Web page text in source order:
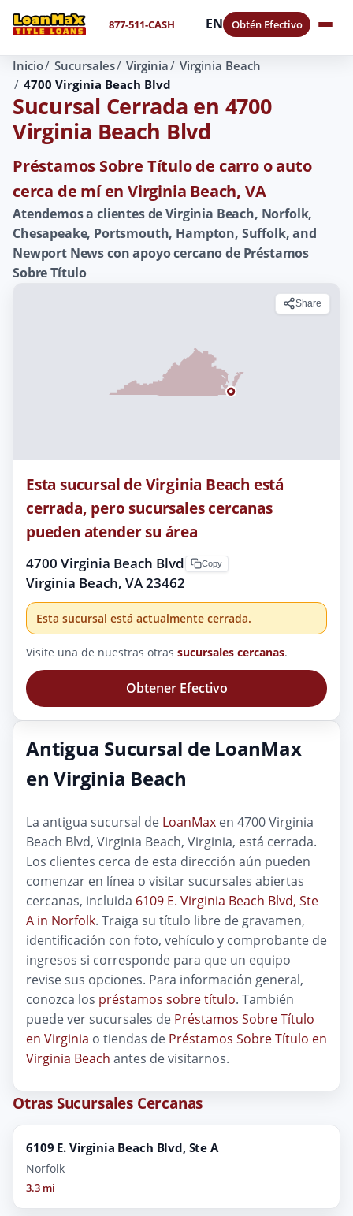
877-511-CASH EN Obtén Efectivo
Inicio Sucursales Virginia
Virginia Beach
4700 Virginia Beach Blvd
Sucursal Cerrada en 4700
Virginia Beach Blvd
Préstamos Sobre Título de carro o auto
cerca de mí en Virginia Beach, VA
Atendemos a clientes de Virginia Beach, Norfolk,
Chesapeake, Portsmouth, Hampton, Suffolk, and
Newport News con apoyo cercano de Préstamos
Sobre Título
Share
Esta sucursal de Virginia Beach está
cerrada, pero sucursales cercanas
pueden atender su área
4700 Virginia Beach Blvd
Virginia Beach, VA 23462
Copy
Esta sucursal está actualmente cerrada.
Visite una de nuestras otras sucursales cercanas.
Obtener Efectivo
Antigua Sucursal de LoanMax
en Virginia Beach
La antigua sucursal de LoanMax en 4700 Virginia
Beach Blvd, Virginia Beach, Virginia, está cerrada.
Los clientes cerca de esta dirección aún pueden
comenzar en línea o visitar sucursales abiertas
cercanas, incluida 6109 E. Virginia Beach Blvd, Ste
A in Norfolk. Traiga su título libre de gravamen,
identificación con foto, vehículo y comprobante de
ingresos si corresponde para que un equipo
revise sus opciones. Para información general,
conozca los préstamos sobre título. También
puede ver sucursales de Préstamos Sobre Título
en Virginia o tiendas de Préstamos Sobre Título en
Virginia Beach antes de visitarnos.
Otras Sucursales Cercanas
6109 E. Virginia Beach Blvd, Ste A
Norfolk
3.3 mi